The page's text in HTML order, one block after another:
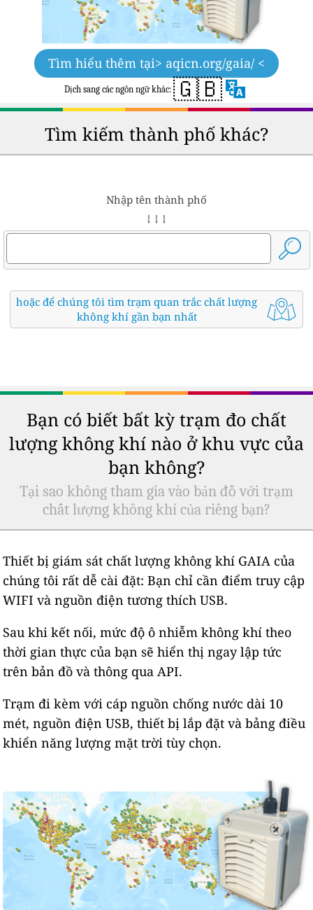
Tìm hiểu thêm tại> aqicn.org/gaia/ <
Dịch sang các ngôn ngữ khác: 🇬🇧
Tìm kiếm thành phố khác?
Nhập tên thành phố
↓ ↓ ↓
hoặc để chúng tôi tìm trạm quan trắc chất lượng
không khí gần bạn nhất
Bạn có biết bất kỳ trạm đo chất
lượng không khí nào ở khu vực của
bạn không?
Tại sao không tham gia vào bản đồ với trạm
chất lượng không khí của riêng bạn?
Thiết bị giám sát chất lượng không khí GAIA của
chúng tôi rất dễ cài đặt: Bạn chỉ cần điểm truy cập
WIFI và nguồn điện tương thích USB.
Sau khi kết nối, mức độ ô nhiễm không khí theo
thời gian thực của bạn sẽ hiển thị ngay lập tức
trên bản đồ và thông qua API.
Trạm đi kèm với cáp nguồn chống nước dài 10
mét, nguồn điện USB, thiết bị lắp đặt và bảng điều
khiển năng lượng mặt trời tùy chọn.